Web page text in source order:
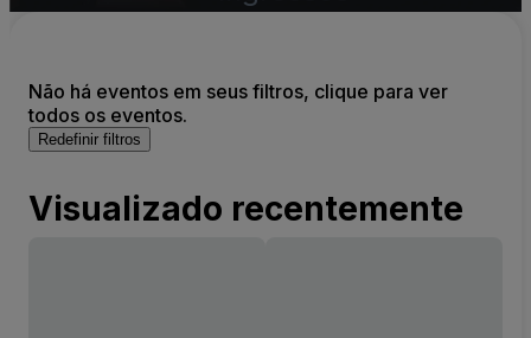
Não há eventos em seus filtros, clique para ver
todos os eventos.
Redefinir filtros
Visualizado recentemente